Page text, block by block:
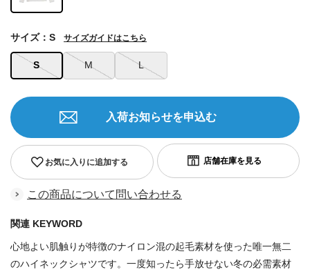
S M L
サイズ：S サイズガイドはこちら
お気に入りに追加する
入荷お知らせを申込む
この商品について問い合わせる
関連 KEYWORD
心地よい肌触りが特徴のナイロン混の起毛素材を使った唯一無二
のハイネックシャツです。一度知ったら手放せない冬の必需素材